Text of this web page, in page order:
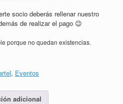
socio deberás rellenar nuestro
de realizar el pago 😉
porque no quedan existencias.
, Eventos
adicional